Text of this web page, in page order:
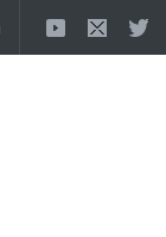
پنگوئنی که
مجلس ایران، با
که واشنگتن تلاش دارد
را از مسیر مذاکره